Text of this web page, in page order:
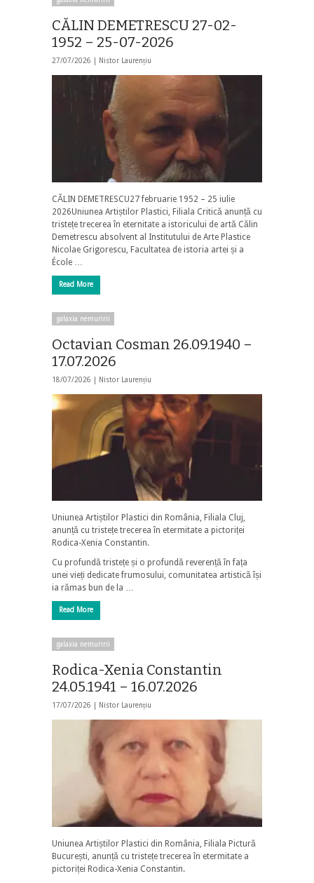
CĂLIN DEMETRESCU 27-02-
1952 – 25-07-2026
27/07/2026 | Nistor Laurențiu
CĂLIN DEMETRESCU27 februarie 1952 – 25 iulie
2026Uniunea Artiștilor Plastici, Filiala Critică anunță cu
tristețe trecerea în eternitate a istoricului de artă Călin
Demetrescu absolvent al Institutului de Arte Plastice
Nicolae Grigorescu, Facultatea de istoria artei și a
École …
Read More
galaxia nemuririi
Octavian Cosman 26.09.1940 –
17.07.2026
18/07/2026 | Nistor Laurențiu
Uniunea Artiștilor Plastici din România, Filiala Cluj,
anunță cu tristețe trecerea în etermitate a pictoriței
Rodica-Xenia Constantin.
Cu profundă tristețe și o profundă reverență în fața
unei vieți dedicate frumosului, comunitatea artistică își
ia rămas bun de la …
Read More
galaxia nemuririi
Rodica-Xenia Constantin
24.05.1941 – 16.07.2026
17/07/2026 | Nistor Laurențiu
Uniunea Artiștilor Plastici din România, Filiala Pictură
București, anunță cu tristețe trecerea în etermitate a
pictoriței Rodica-Xenia Constantin.